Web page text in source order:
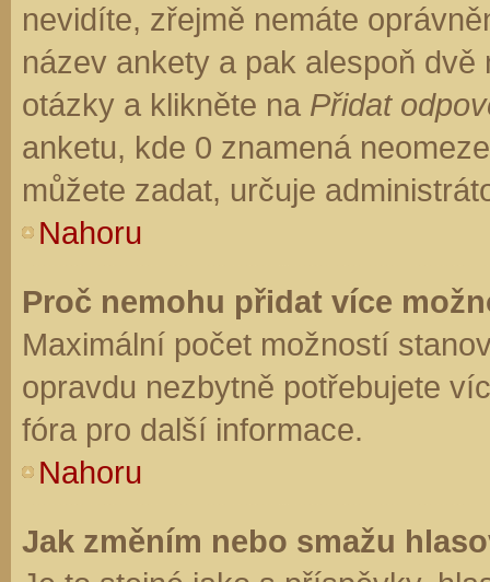
nevidíte, zřejmě nemáte
název ankety a pak alespoň
otázky a klikněte na Přidat
anketu, kde 0 znamená
můžete zadat, určuje
Nahoru
Proč nemohu přidat více
Maximální počet možností
opravdu nezbytně potřebujete
fóra pro další informace.
Nahoru
Jak změním nebo smažu